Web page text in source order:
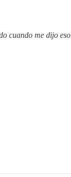
cuando me dijo